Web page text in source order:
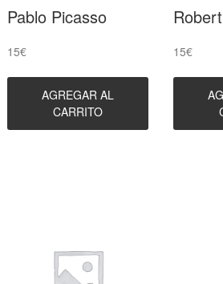
Pablo Picasso
15€
AGREGAR AL
CARRITO
15€